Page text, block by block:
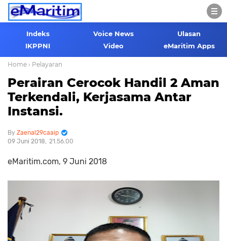
Indeks Voice News
Ulasan
IKPPNI
Video eMaritim Apps
Home › Pelayaran
Perairan Cerocok Handil 2 Aman
Terkendali, Kerjasama Antar
Instansi.
Zaenal29caaip
09 Juni 2018
21.56.00
eMaritim.com, 9 Juni 2018